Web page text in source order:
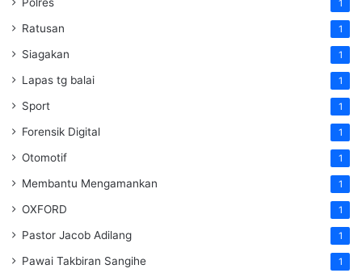
1
Ratusan 1
Siagakan 1
Lapas tg balai 1
Sport 1
Forensik Digital 1
Otomotif 1
Membantu Mengamankan 1
OXFORD 1
Pastor Jacob Adilang 1
Pawai Takbiran Sangihe 1